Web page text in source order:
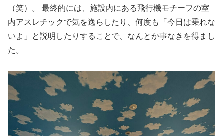
（笑）。 最終的には、施設内にある飛行機モチーフの室
内アスレチックで気を逸らしたり、何度も「今日は乗れな
いよ」と説明したりすることで、なんとか事なきを得まし
た。